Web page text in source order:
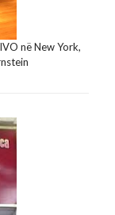
në New York,